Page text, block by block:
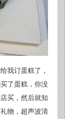
我订蛋糕了，
了蛋糕，你没
买，然后就知
物，超声波清